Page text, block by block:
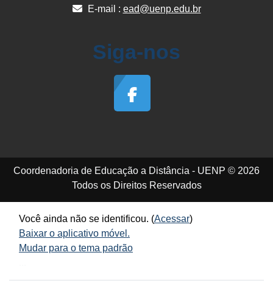
E-mail : ead@uenp.edu.br
Siga-nos
Coordenadoria de Educação a Distância - UENP © 2026
Todos os Direitos Reservados
Você ainda não se identificou. (Acessar)
Baixar o aplicativo móvel.
Mudar para o tema padrão